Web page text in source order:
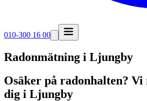
010-300 16 00
Radonmätning i Ljungby
Osäker på radonhalten? Vi
dig i Ljungby